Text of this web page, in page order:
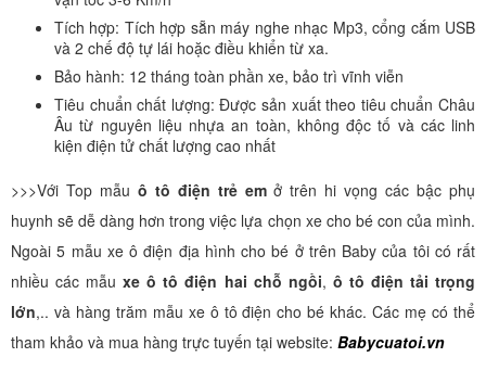
Tích hợp: Tích hợp sẵn máy nghe nhạc Mp3, cổng cắm USB
và 2 chế độ tự lái hoặc điều khiển từ xa.
Bảo hành: 12 tháng toàn phần xe, bảo trì vĩnh viễn
Tiêu chuẩn chất lượng: Được sản xuất theo tiêu chuẩn Châu
Âu từ nguyên liệu nhựa an toàn, không độc tố và các linh
kiện điện tử chất lượng cao nhất
>>>Với Top mẫu ô tô điện trẻ emở trên hi vọng các bậc phụ
huynh sẽ dễ dàng hơn trong việc lựa chọn xe cho bé con của mình.
Ngoài 5 mẫu xe ô điện địa hình cho bé ở trên Baby của tôi có rất
nhiều các mẫuxe ô tô điện hai chỗ ngồi, ô tô điện tải trọng
lớn,.. và hàng trăm mẫu xe ô tô điện cho bé khác. Các mẹ có thể
tham khảo và mua hàng trực tuyến tại website: Babycuatoi.vn